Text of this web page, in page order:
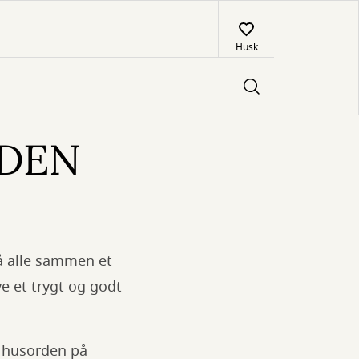
Husk
sammen et
et trygt og godt
på